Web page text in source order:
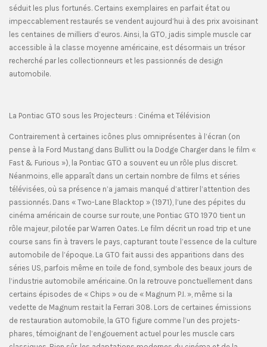
séduit les plus fortunés. Certains exemplaires en parfait état ou
impeccablement restaurés se vendent aujourd’hui à des prix avoisinant
les centaines de milliers d’euros. Ainsi, la GTO, jadis simple muscle car
accessible à la classe moyenne américaine, est désormais un trésor
recherché par les collectionneurs et les passionnés de design
automobile.
La Pontiac GTO sous les Projecteurs : Cinéma et Télévision
Contrairement à certaines icônes plus omniprésentes à l’écran (on
pense à la Ford Mustang dans Bullitt ou la Dodge Charger dans le film «
Fast & Furious »), la Pontiac GTO a souvent eu un rôle plus discret.
Néanmoins, elle apparaît dans un certain nombre de films et séries
télévisées, où sa présence n’a jamais manqué d’attirer l’attention des
passionnés. Dans « Two-Lane Blacktop » (1971), l’une des pépites du
cinéma américain de course sur route, une Pontiac GTO 1970 tient un
rôle majeur, pilotée par Warren Oates. Le film décrit un road trip et une
course sans fin à travers le pays, capturant toute l’essence de la culture
automobile de l’époque. La GTO fait aussi des apparitions dans des
séries US, parfois même en toile de fond, symbole des beaux jours de
l’industrie automobile américaine. On la retrouve ponctuellement dans
certains épisodes de « Chips » ou de « Magnum P.I. », même si la
vedette de Magnum restait la Ferrari 308. Lors de certaines émissions
de restauration automobile, la GTO figure comme l’un des projets-
phares, témoignant de l’engouement actuel pour les muscle cars